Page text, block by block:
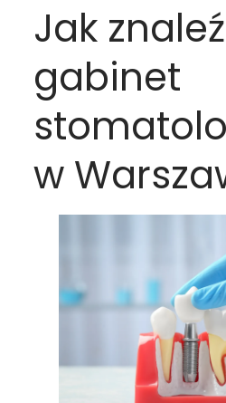
Jak
gabinet
w